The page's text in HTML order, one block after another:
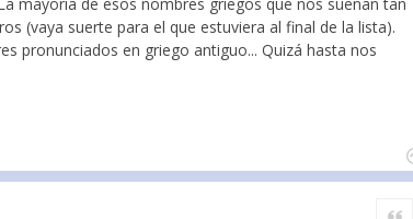
mayoría de esos nombres griegos que nos suenan tan
(vaya suerte para el que estuviera al final de la lista).
pronunciados en griego antiguo... Quizá hasta nos
Citar